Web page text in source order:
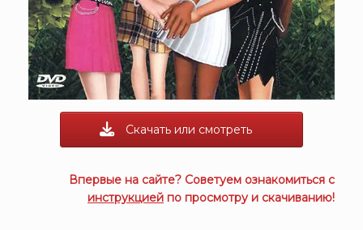
Скачать или смотреть
Впервые на сайте? Советуем ознакомиться с
инструкцией по просмотру и скачиванию!